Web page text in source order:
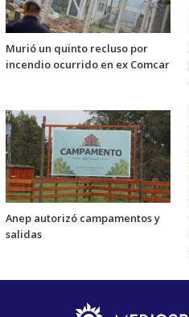
Murió un quinto recluso por
incendio ocurrido en ex Comcar
Anep autorizó campamentos y
salidas